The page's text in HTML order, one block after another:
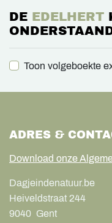
DE EDELHERT
Toon volgeboekte
ADRES &
Download onze
Dagjeindenatuur.be
Heiveldstraat 244
9040 Gent